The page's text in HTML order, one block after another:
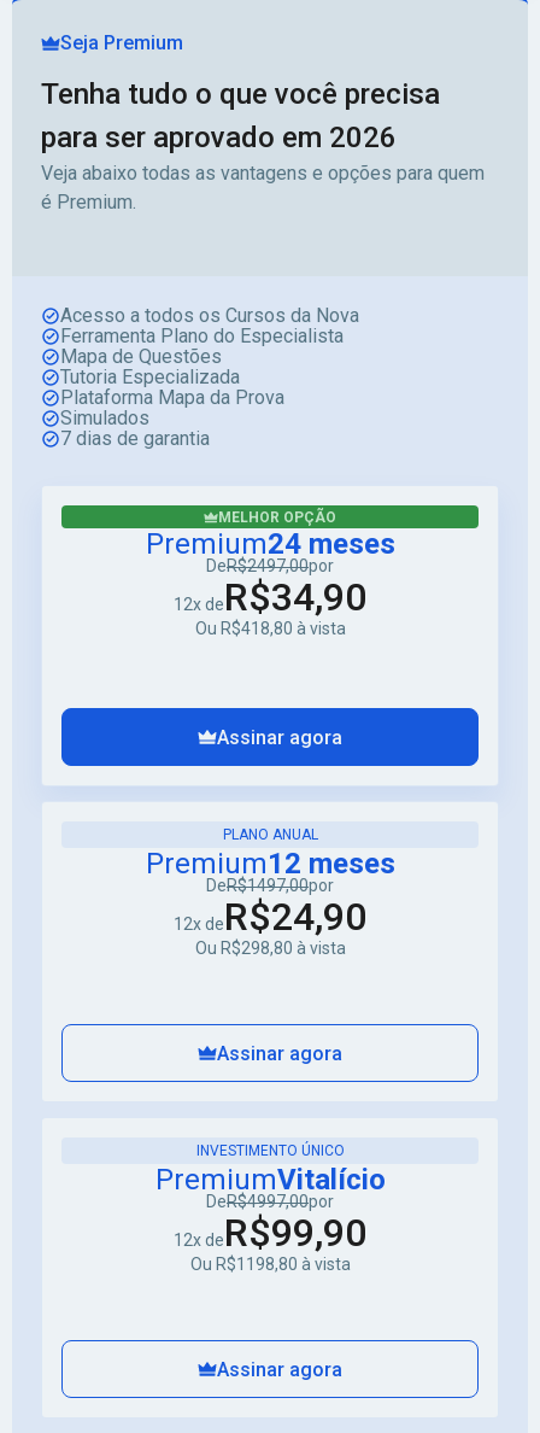
Seja Premium
Tenha tudo o que você precisa
para ser aprovado em 2026
Veja abaixo todas as vantagens e opções para quem
é Premium.
Acesso a todos os Cursos da Nova
Ferramenta Plano do Especialista
Mapa de Questões
Tutoria Especializada
Plataforma Mapa da Prova
Simulados
7 dias de garantia
MELHOR OPÇÃO
Premium24 meses
DeR$2497,00por
12x deR$34,90
Ou R$418,80 à vista
Assinar agora
PLANO ANUAL
Premium12 meses
DeR$1497,00por
12x deR$24,90
Ou R$298,80 à vista
Assinar agora
INVESTIMENTO ÚNICO
PremiumVitalício
DeR$4997,00por
12x deR$99,90
Ou R$1198,80 à vista
Assinar agora